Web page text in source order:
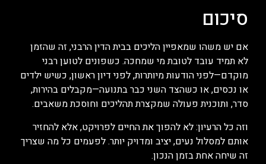
סיכום
אם יש משהו שמאפיין הליכים בבית הדין הרבני, זה שהזמן
לא תמיד עובד לטובת מי שמחכה. כשפונים לטוען רבני
מוקדם—לפני הודעות מיותרות, לפני דיון ראשון, כשיש ילדים
או נכסים, או כשהצד השני כבר בתנועה—מקבלים בהירות,
סדר, ותוכנית פעולה שמקצרת תהליכים וחוסכת משאבים.
וזה כל הרעיון: לא להפוך את החיים לפרויקט, אלא להחזיר
אותם למסלול נעים, יציב ומדויק יותר. לפעמים כל מה שצריך
זה שיחה אחת בזמן הנכון.